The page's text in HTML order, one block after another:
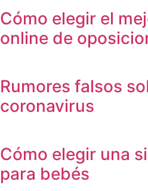
Cómo elegir el
online de
Rumores falsos
coronavirus
Cómo elegir una
para bebés